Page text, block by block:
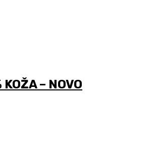
– NOVO